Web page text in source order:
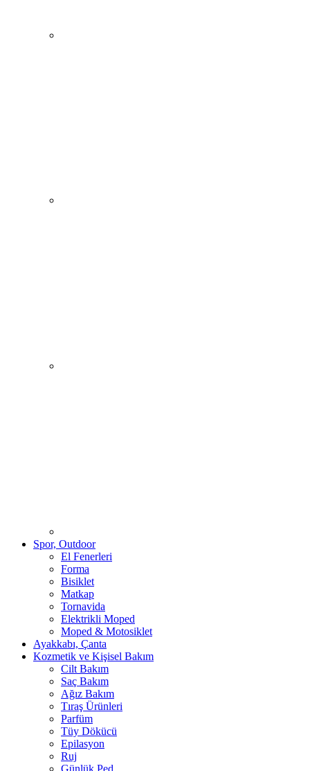
Spor, Outdoor
El Fenerleri
Forma
Bisiklet
Matkap
Tornavida
Elektrikli Moped
Moped & Motosiklet
Ayakkabı, Çanta
Kozmetik ve Kişisel Bakım
Cilt Bakım
Saç Bakım
Ağız Bakım
Tıraş Ürünleri
Parfüm
Tüy Dökücü
Epilasyon
Ruj
Günlük Ped